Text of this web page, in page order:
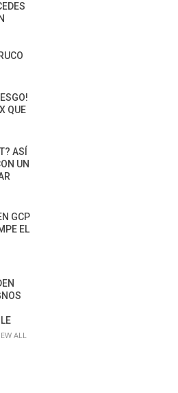
QUE
ASÍ
UN
GCP
EL
ALL